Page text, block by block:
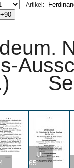
Artikel:
U
65